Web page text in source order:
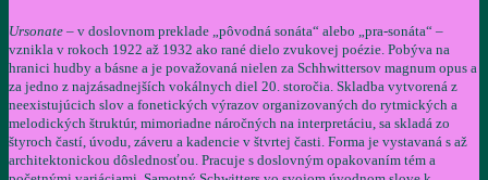
Ursonate – v doslovnom preklade „pôvodná sonáta“ alebo „pra-sonáta“ –
vznikla v rokoch 1922 až 1932 ako rané dielo zvukovej poézie. Pobýva na
hranici hudby a básne a je považovaná nielen za Schhwittersov magnum opus a
za jedno z najzásadnejších vokálnych diel 20. storočia. Skladba vytvorená z
neexistujúcich slov a fonetických výrazov organizovaných do rytmických a
melodických štruktúr, mimoriadne náročných na interpretáciu, sa skladá zo
štyroch častí, úvodu, záveru a kadencie v štvrtej časti. Forma je vystavaná s až
architektonickou dôslednosťou. Pracuje s doslovným opakovaním tém a